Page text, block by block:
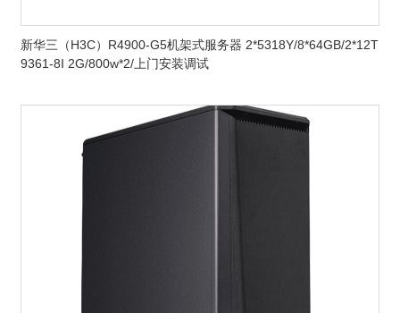
新华三（H3C）R4900-G5机架式服务器 2*5318Y/8*64GB/2*12T
9361-8I 2G/800w*2/上门安装调试